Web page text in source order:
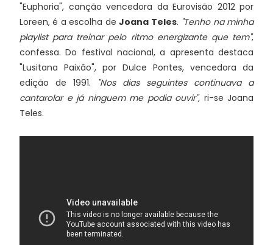
"Euphoria", canção vencedora da Eurovisão 2012 por
Loreen, é a escolha deJoana Teles. "Tenho na minha
playlist para treinar pelo ritmo energizante que tem",
confessa. Do festival nacional, a apresenta destaca
"Lusitana Paixão", por Dulce Pontes, vencedora da
edição de 1991. "Nos dias seguintes continuava a
cantarolar e já ninguem me podia ouvir", ri-se Joana
Teles.